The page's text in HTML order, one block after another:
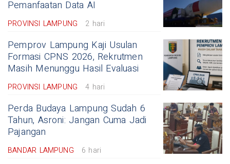
Pemanfaatan Data AI
PROVINSI LAMPUNG 2 hari
Pemprov Lampung Kaji Usulan
Formasi CPNS 2026, Rekrutmen
Masih Menunggu Hasil Evaluasi
PROVINSI LAMPUNG 4 hari
Perda Budaya Lampung Sudah 6
Tahun, Asroni: Jangan Cuma Jadi
Pajangan
BANDAR LAMPUNG 6 hari